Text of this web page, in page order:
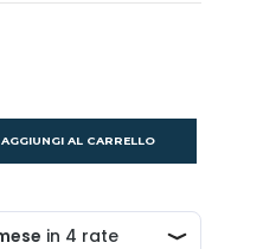
AGGIUNGI AL CARRELLO